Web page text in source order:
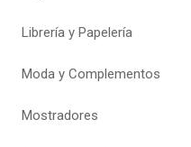
Librería y Papelería
Moda y Complementos
Mostradores